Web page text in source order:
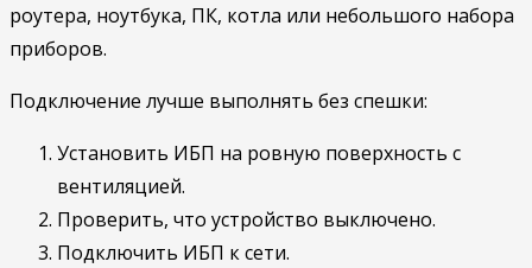
роутера, ноутбука, ПК, котла или небольшого набора
приборов.
Подключение лучше выполнять без спешки:
Установить ИБП на ровную поверхность с
вентиляцией.
Проверить, что устройство выключено.
Подключить ИБП к сети.